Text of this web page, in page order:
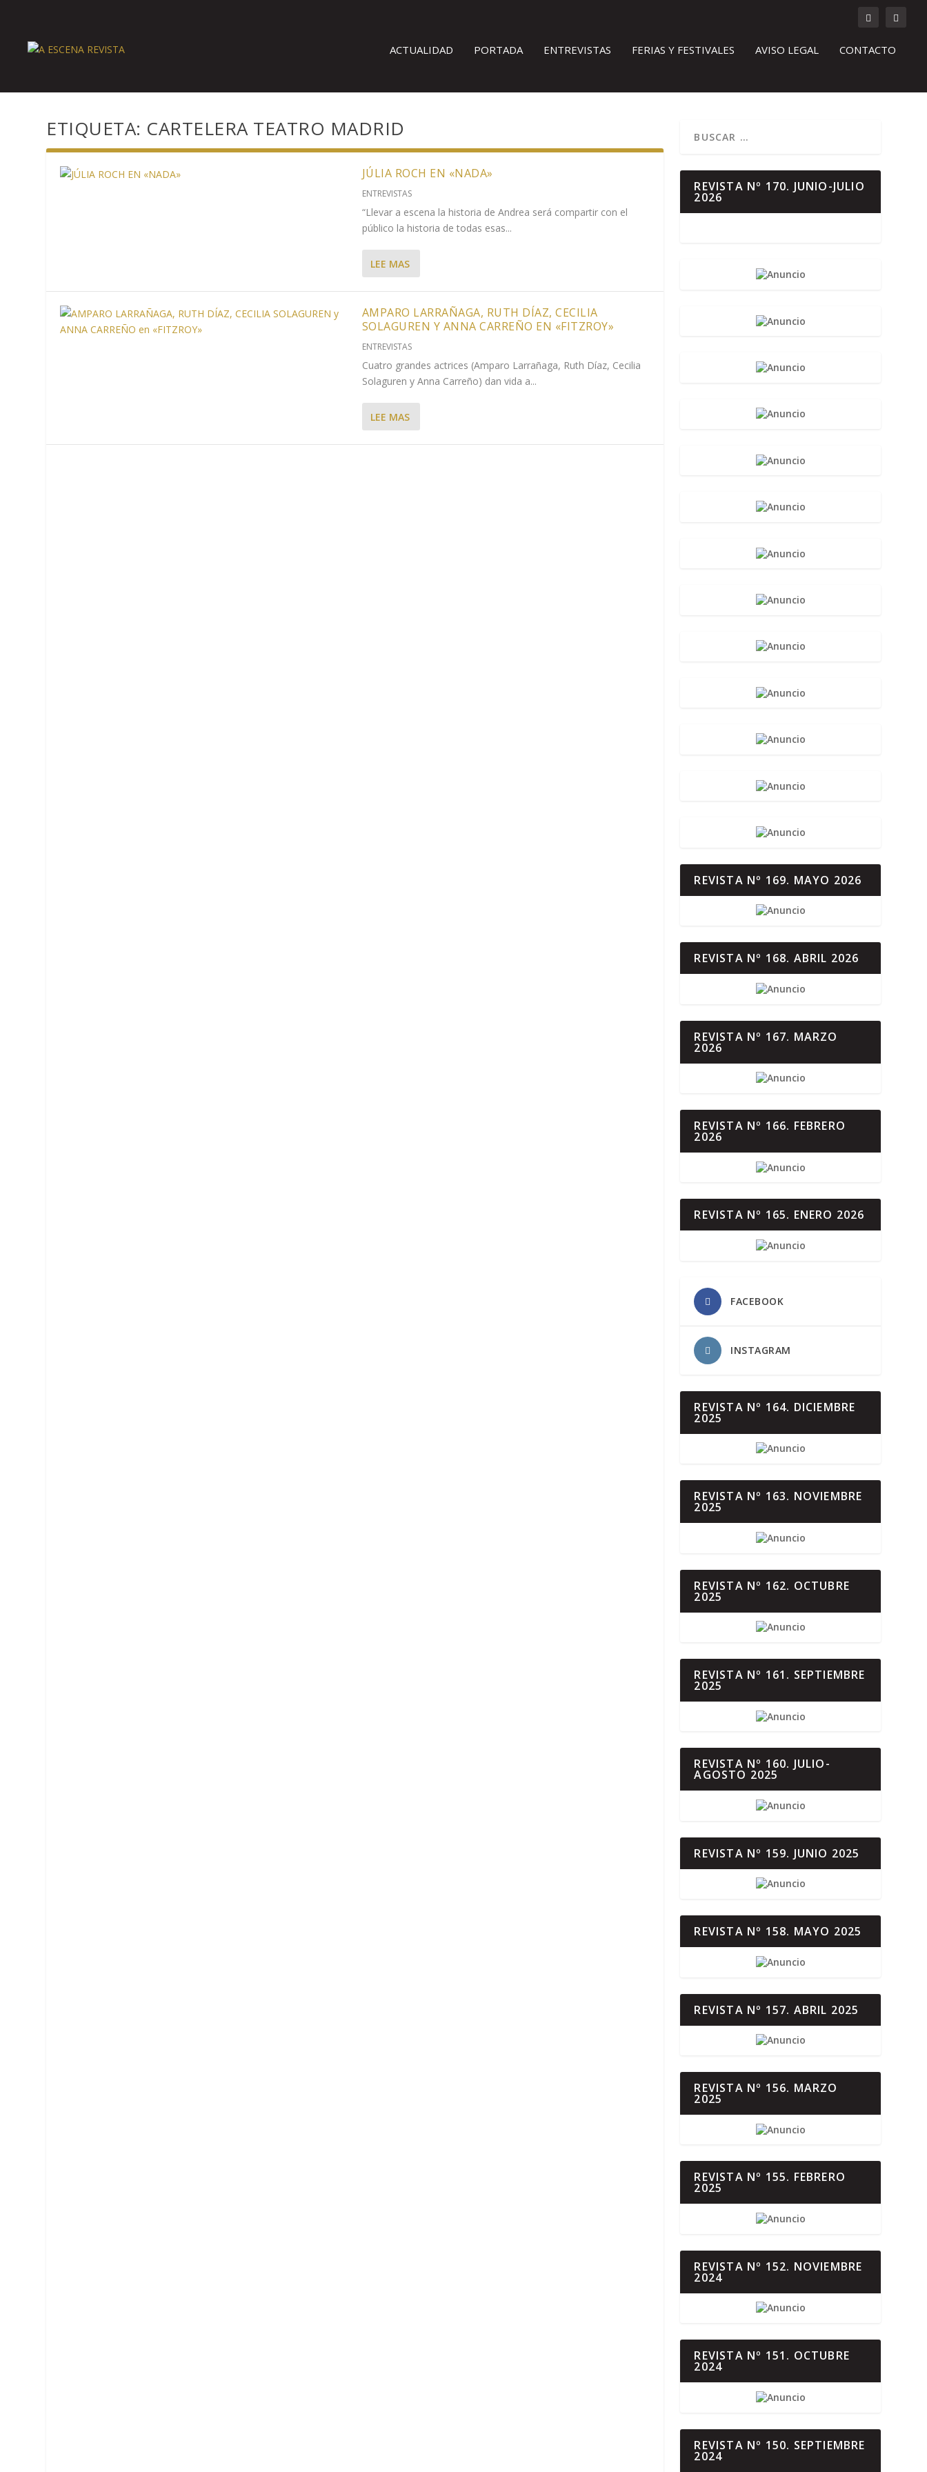
ACTUALIDAD PORTADA ENTREVISTAS FERIAS Y FESTIVALES AVISO LEGAL CONTACTO
ETIQUETA: CARTELERA TEATRO MADRID
JÚLIA ROCH EN «NADA»
ENTREVISTAS
“Llevar a escena la historia de Andrea será compartir con el
público la historia de todas esas...
LEE MAS
AMPARO LARRAÑAGA, RUTH DÍAZ, CECILIA
SOLAGUREN Y ANNA CARREÑO EN «FITZROY»
ENTREVISTAS
Cuatro grandes actrices (Amparo Larrañaga, Ruth Díaz, Cecilia
Solaguren y Anna Carreño) dan vida a...
LEE MAS
REVISTA Nº 170. JUNIO-JULIO
2026
REVISTA Nº 169. MAYO 2026
REVISTA Nº 168. ABRIL 2026
REVISTA Nº 167. MARZO
2026
REVISTA Nº 166. FEBRERO
2026
REVISTA Nº 165. ENERO 2026
FACEBOOK
INSTAGRAM
REVISTA Nº 164. DICIEMBRE
2025
REVISTA Nº 163. NOVIEMBRE
2025
REVISTA Nº 162. OCTUBRE
2025
REVISTA Nº 161. SEPTIEMBRE
2025
REVISTA Nº 160. JULIO-
AGOSTO 2025
REVISTA Nº 159. JUNIO 2025
REVISTA Nº 158. MAYO 2025
REVISTA Nº 157. ABRIL 2025
REVISTA Nº 156. MARZO
2025
REVISTA Nº 155. FEBRERO
2025
REVISTA Nº 152. NOVIEMBRE
2024
REVISTA Nº 151. OCTUBRE
2024
REVISTA Nº 150. SEPTIEMBRE
2024